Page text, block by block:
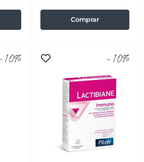
Comprar
-10%